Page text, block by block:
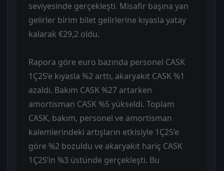
seviyesinde gerçekleşti. Misafir başına yan
gelirler birim bilet gelirlerine kıyasla yatay
kalarak €29,2 oldu.
Rapora göre euro bazında personel CASK
1Ç25’e kıyasla %2 arttı, akaryakıt CASK %1
azaldı. Bakım CASK %27 artarken
amortisman CASK %5 yükseldi. Toplam
CASK, bakım, personel ve amortisman
kalemlerindeki artışların etkisiyle 1Ç25’e
göre %2 bozuldu ve akaryakıt hariç CASK
1Ç25’in %3 üstünde gerçekleşti. Bu